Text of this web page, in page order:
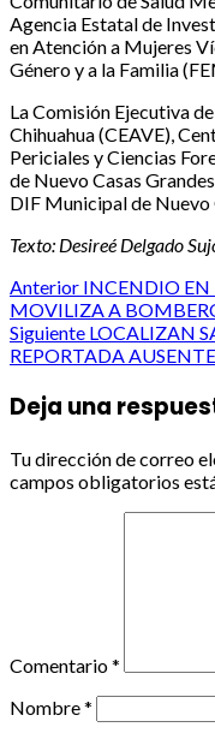
Agencia Estatal de
en Atención a Mujeres
Género y a la Familia
La Comisión Ejecutiva
Chihuahua (CEAVE),
Periciales y Ciencias
de Nuevo Casas
DIF Municipal de Nuevo
Texto: Desireé Delgado
Post
navigation
Anterior INCENDIO EN
MOVILIZA A
Siguiente LOCALIZAN
REPORTADA AUSENTE
Deja una
Tu dirección de correo
campos obligatorios
Comentario*
Nombre*